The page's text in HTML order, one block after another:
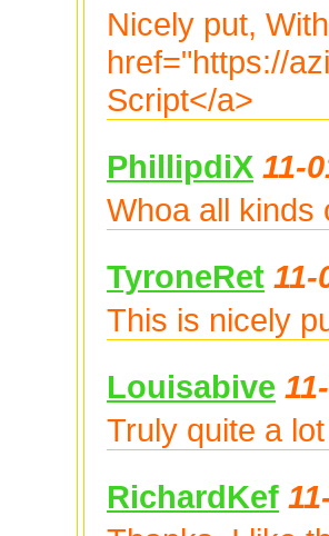
Nicely put,
href="https://
Script</a>
PhillipdiX 11-
Whoa all kinds
TyroneRet 11-
This is nicely
Louisabive
Truly quite a
RichardKef